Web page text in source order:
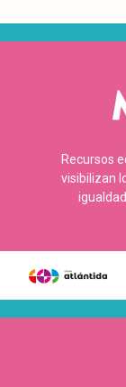
Recursos
visibilizan